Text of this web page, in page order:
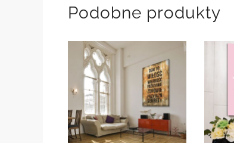
Podobne produkty